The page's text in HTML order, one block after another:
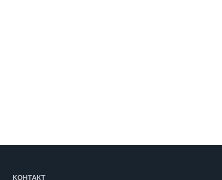
KOНТАКТ